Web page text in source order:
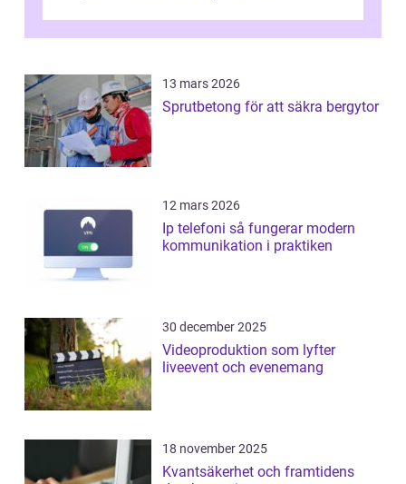
13 mars 2026
Sprutbetong för att säkra bergytor
12 mars 2026
Ip telefoni så fungerar modern
kommunikation i praktiken
30 december 2025
Videoproduktion som lyfter
liveevent och evenemang
18 november 2025
Kvantsäkerhet och framtidens